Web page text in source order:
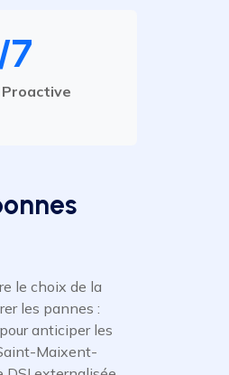
7
le choix de la
les pannes :
anticiper les
Maixent-